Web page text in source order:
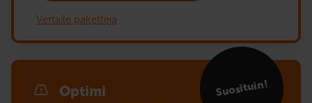
Vertaile paketteja
Optimi Suosituin!